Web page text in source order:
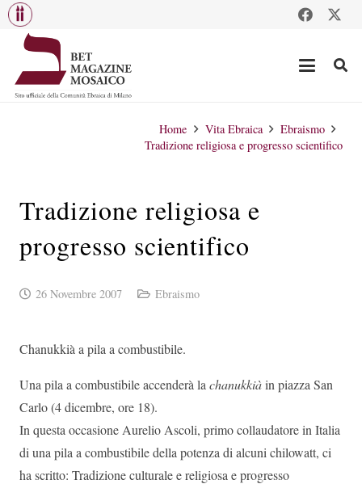
Home Vita Ebraica
Ebraismo
Tradizione religiosa e progresso scientifico
Tradizione religiosa e
progresso scientifico
26 Novembre 2007 Ebraismo
Chanukkià a pila a combustibile.
Una pila a combustibile accenderà la chanukkiàin piazza San
Carlo (4 dicembre, ore 18).
In questa occasione Aurelio Ascoli, primo collaudatore in Italia
di una pila a combustibile della potenza di alcuni chilowatt, ci
ha scritto: Tradizione culturale e religiosa e progresso